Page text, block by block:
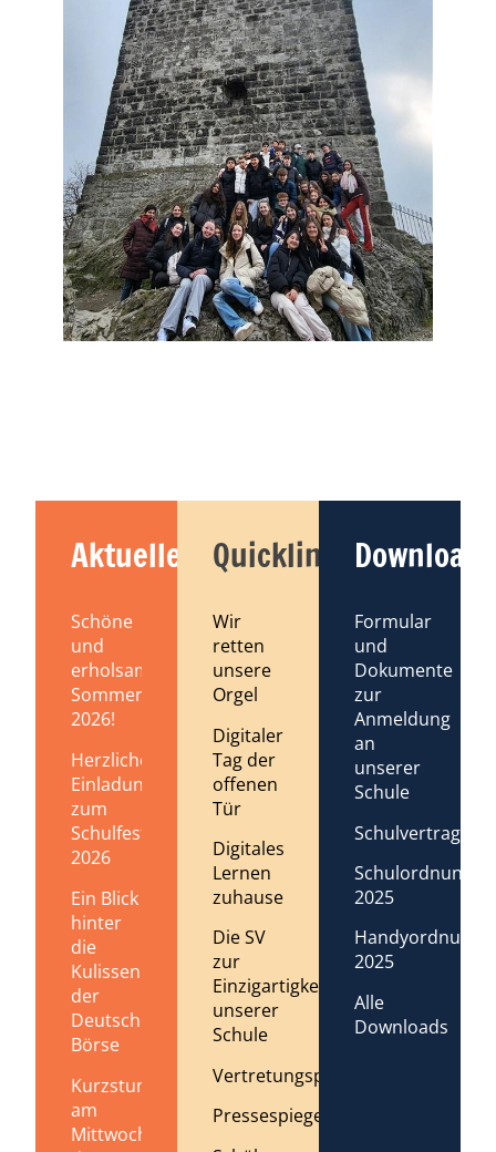
Aktuelles
Schöne
und
erholsame
Sommerferien
2026!
Herzliche
Einladung
zum
Schulfest
2026
Ein Blick
hinter
die
Kulissen
der
Deutschen
Börse
Kurzstundenregelung
am
Mittwoch,
Quicklinks
Wir
retten
unsere
Orgel
Digitaler
Tag der
offenen
Tür
Digitales
Lernen
zuhause
Die SV
zur
Einzigartigkeit
unserer
Schule
Vertretungsplan
Pressespiegel
Downloads
Formular
und
Dokumente
zur
Anmeldung
an
unserer
Schule
Schulvertrag
Schulordnung
2025
Handyordnung
2025
Alle
Downloads